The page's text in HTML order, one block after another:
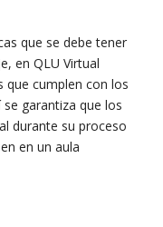
que se debe tener
en QLU Virtual
que cumplen con los
garantiza que los
durante su proceso
en un aula